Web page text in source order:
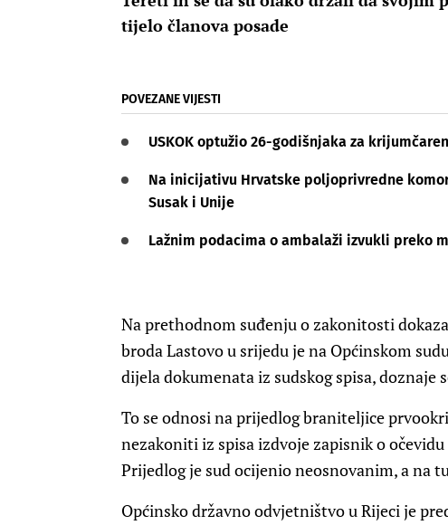
tijelo članova posade
POVEZANE VIJESTI
USKOK optužio 26-godišnjaka za
Na inicijativu Hrvatske poljoprivredne
Susak i Unije
Lažnim podacima o ambalaži izvukli preko
Na prethodnom suđenju o zakonitosti
broda Lastovo u srijedu je na Općinskom
dijela dokumenata iz sudskog spisa, doznaje
To se odnosi na prijedlog braniteljice
nezakoniti iz spisa izdvoje zapisnik o
Prijedlog je sud ocijenio neosnovanim, a na
Općinsko državno odvjetništvo u Rijeci je